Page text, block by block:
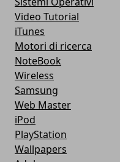
Video Tutorial
iTunes
Motori di ricerca
NoteBook
Wireless
Samsung
Web Master
iPod
PlayStation
Wallpapers